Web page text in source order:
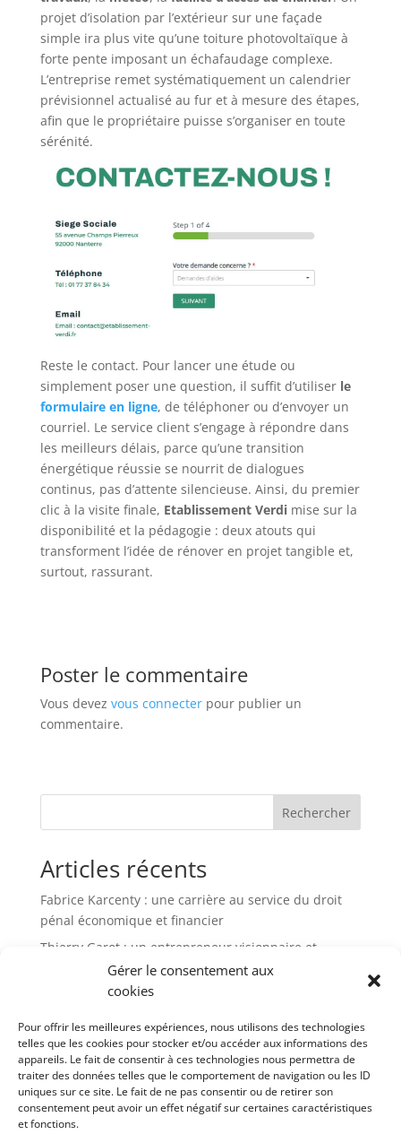
Gérer le consentement aux
cookies
Pour offrir les meilleures expériences, nous utilisons des technologies
telles que les cookies pour stocker et/ou accéder aux informations des
appareils. Le fait de consentir à ces technologies nous permettra de
traiter des données telles que le comportement de navigation ou les ID
uniques sur ce site. Le fait de ne pas consentir ou de retirer son
consentement peut avoir un effet négatif sur certaines caractéristiques
et fonctions.
projet d’isolation par l’extérieur sur une façade
simple ira plus vite qu’une toiture photovoltaïque à
forte pente imposant un échafaudage complexe.
L’entreprise remet systématiquement un calendrier
prévisionnel actualisé au fur et à mesure des étapes,
afin que le propriétaire puisse s’organiser en toute
sérénité.
Reste le contact. Pour lancer une étude ou
simplement poser une question, il suffit d’utiliser le
formulaire en ligne, de téléphoner ou d’envoyer un
courriel. Le service client s’engage à répondre dans
les meilleurs délais, parce qu’une transition
énergétique réussie se nourrit de dialogues
continus, pas d’attente silencieuse. Ainsi, du premier
clic à la visite finale, Etablissement Verdimise sur la
disponibilité et la pédagogie : deux atouts qui
transforment l’idée de rénover en projet tangible et,
surtout, rassurant.
Poster le commentaire
Vous devez vous connecterpour publier un
commentaire.
Rechercher
Articles récents
Fabrice Karcenty : une carrière au service du droit
pénal économique et financier
Thierry Garot : un entrepreneur visionnaire et
Altho Brets : l’ancrage breton d’un leader de la chips
Thierry Di Litta : un parcours atypique
JCA Academy : une école alternative pour repenser la
réussite et la liberté